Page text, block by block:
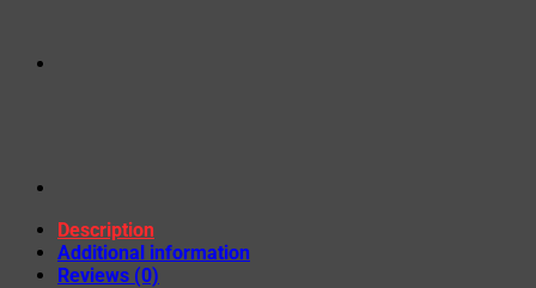
Description
Additional information
Reviews (0)